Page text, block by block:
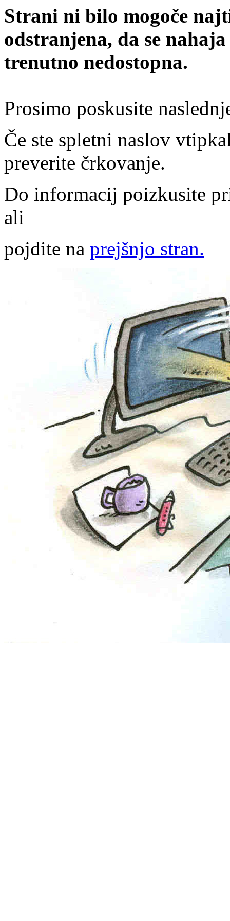
Strani ni bilo mogoče
odstranjena, da se
trenutno nedostopna.
Prosimo poskusite
Če ste spletni naslov
preverite črkovanje.
Do informacij poizkusite
ali
pojdite na prejšnjo stran.